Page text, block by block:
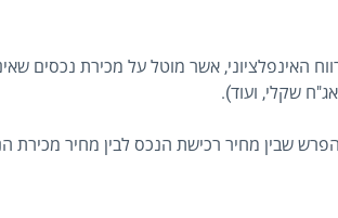
האינפלציוני, אשר מוטל על מכירת נכסים
שקלי, ועוד).
שבין מחיר רכישת הנכס לבין מחיר מכירת